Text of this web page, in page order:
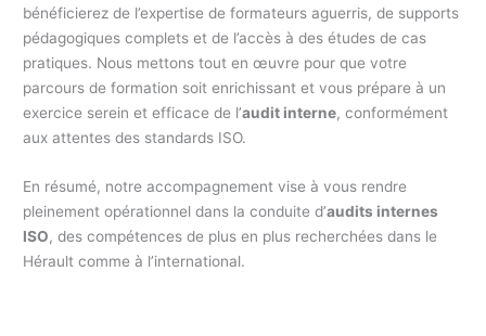
bénéficierez de l’expertise de formateurs aguerris, de supports
pédagogiques complets et de l’accès à des études de cas
pratiques. Nous mettons tout en œuvre pour que votre
parcours de formation soit enrichissant et vous prépare à un
exercice serein et efficace de l’audit interne, conformément
aux attentes des standards ISO.
En résumé, notre accompagnement vise à vous rendre
pleinement opérationnel dans la conduite d’audits internes
ISO, des compétences de plus en plus recherchées dans le
Hérault comme à l’international.